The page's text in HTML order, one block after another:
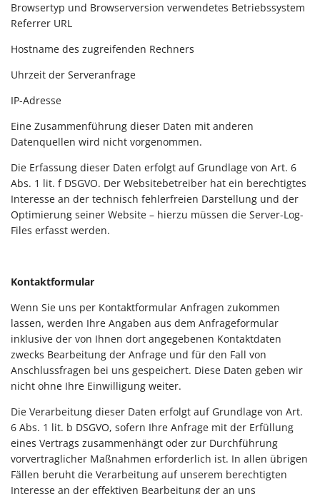
Browsertyp und Browserversion verwendetes Betriebssystem
Referrer URL
Hostname des zugreifenden Rechners
Uhrzeit der Serveranfrage
IP-Adresse
Eine Zusammenführung dieser Daten mit anderen
Datenquellen wird nicht vorgenommen.
Die Erfassung dieser Daten erfolgt auf Grundlage von Art. 6
Abs. 1 lit. f DSGVO. Der Websitebetreiber hat ein berechtigtes
Interesse an der technisch fehlerfreien Darstellung und der
Optimierung seiner Website – hierzu müssen die Server-Log-
Files erfasst werden.
Kontaktformular
Wenn Sie uns per Kontaktformular Anfragen zukommen
lassen, werden Ihre Angaben aus dem Anfrageformular
inklusive der von Ihnen dort angegebenen Kontaktdaten
zwecks Bearbeitung der Anfrage und für den Fall von
Anschlussfragen bei uns gespeichert. Diese Daten geben wir
nicht ohne Ihre Einwilligung weiter.
Die Verarbeitung dieser Daten erfolgt auf Grundlage von Art.
6 Abs. 1 lit. b DSGVO, sofern Ihre Anfrage mit der Erfüllung
eines Vertrags zusammenhängt oder zur Durchführung
vorvertraglicher Maßnahmen erforderlich ist. In allen übrigen
Fällen beruht die Verarbeitung auf unserem berechtigten
Interesse an der effektiven Bearbeitung der an uns